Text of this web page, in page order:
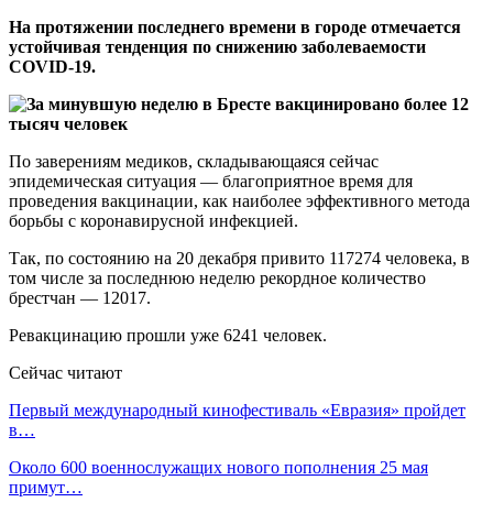
На протяжении последнего времени в городе отмечается
устойчивая тенденция по снижению заболеваемости
COVID-19.
По заверениям медиков, складывающаяся сейчас
эпидемическая ситуация — благоприятное время для
проведения вакцинации, как наиболее эффективного метода
борьбы с коронавирусной инфекцией.
Так, по состоянию на 20 декабря привито 117274 человека, в
том числе за последнюю неделю рекордное количество
брестчан — 12017.
Ревакцинацию прошли уже 6241 человек.
Сейчас читают
Первый международный кинофестиваль «Евразия» пройдет
в…
Около 600 военнослужащих нового пополнения 25 мая
примут…